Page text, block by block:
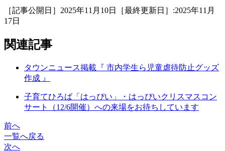
［記事公開日］2025年11月10日［最終更新日］:2025年11月
17日
関連記事
タウンニュース掲載『 市内学生ら児童虐待防止グッズ
作成 』
子育てひろば「はっぴい」・はっぴいクリスマスコン
サート（12/6開催）への来場をお待ちしています
前へ
一覧へ戻る
次へ